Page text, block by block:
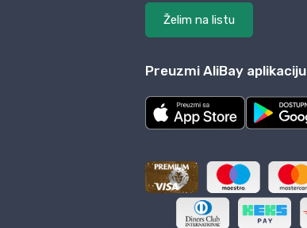
Želim na listu
Preuzmi AliBay aplikaciju